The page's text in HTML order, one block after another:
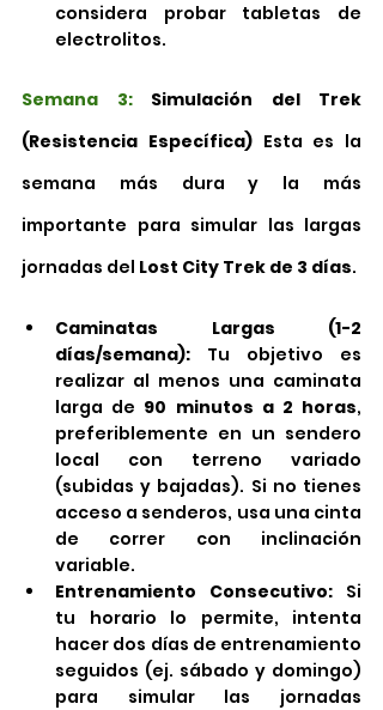
considera probar tabletas de
electrolitos.
Semana 3: Simulación del Trek
(Resistencia Específica) Esta es la
semana más dura y la más
importante para simular las largas
jornadas del Lost City Trek de 3 días.
Caminatas Largas (1-2
días/semana): Tu objetivo es
realizar al menos una caminata
larga de 90 minutos a 2 horas,
preferiblemente en un sendero
local con terreno variado
(subidas y bajadas). Si no tienes
acceso a senderos, usa una cinta
de correr con inclinación
variable.
Entrenamiento Consecutivo: Si
tu horario lo permite, intenta
hacer dos días de entrenamiento
seguidos (ej. sábado y domingo)
para simular las jornadas